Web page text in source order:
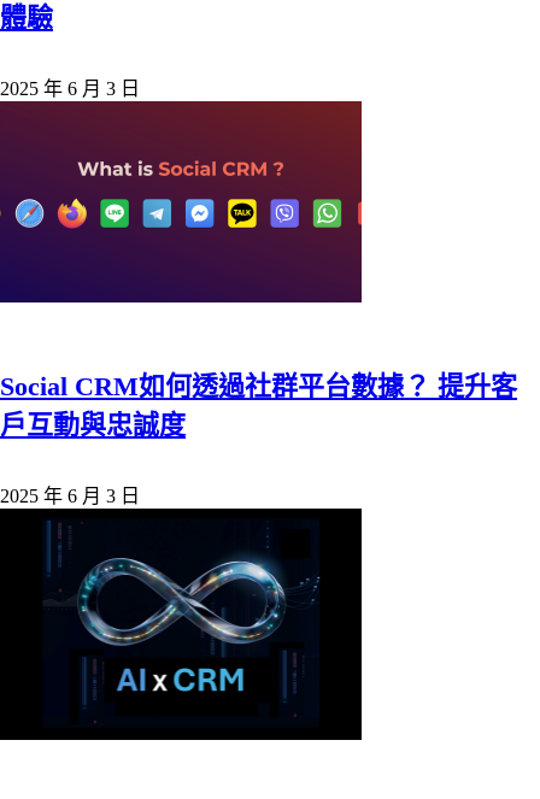
體驗
2025 年 6 月 3 日
Social CRM如何透過社群平台數據？ 提升客
戶互動與忠誠度
2025 年 6 月 3 日